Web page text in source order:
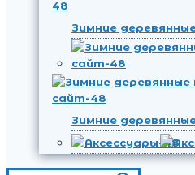
Зимние
Зимние